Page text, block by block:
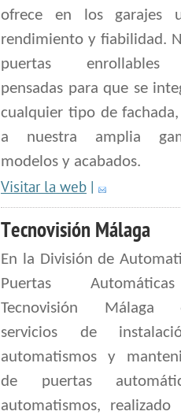
ofrece en los garajes
rendimiento y fiabilidad.
puertas enrollables
pensadas para que se
cualquier tipo de fachada,
a nuestra amplia
modelos y acabados.
Visitar la web |
Tecnovisión Málaga
En la División de
Puertas
Tecnovisión Málaga
servicios de
automatismos y
de puertas
automatismos,